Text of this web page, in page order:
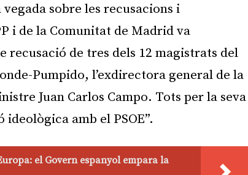
sobre les recusacions i
i de la Comunitat de Madrid va
recusació de tres dels 12 magistrats del
Pumpido, l’exdirectora general de la
Juan Carlos Campo. Tots per la seva
amb el PSOE”.
el Govern espanyol empara la